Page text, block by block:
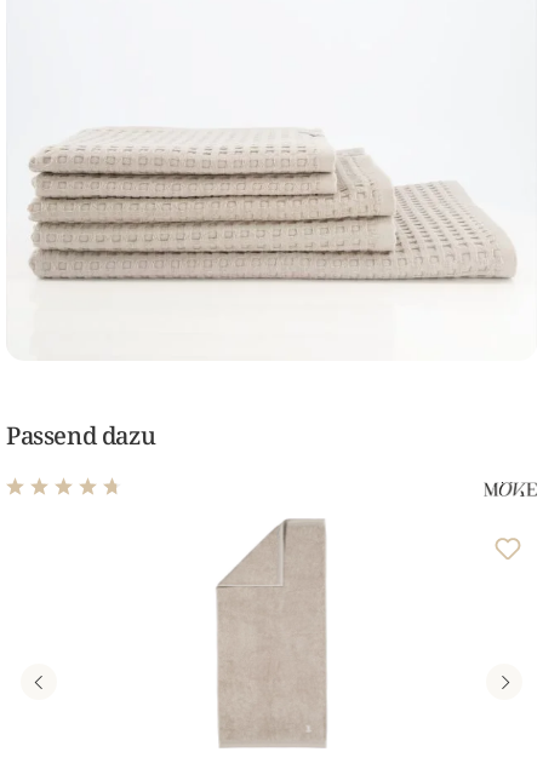
Passend dazu
Durchschnittliche Bewertung von 4.81 von 5 Sternen